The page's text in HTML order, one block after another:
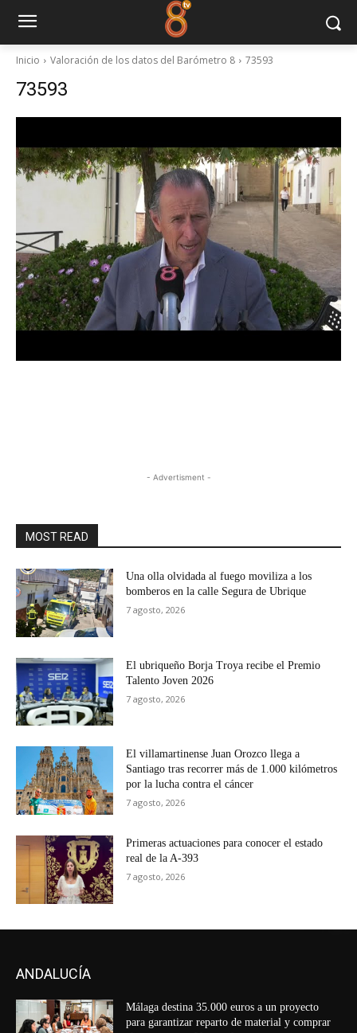
Inicio Valoración de los datos del Barómetro 8 73593
73593
- Advertisment -
MOST READ
Una olla olvidada al fuego moviliza a los
bomberos en la calle Segura de Ubrique
7 agosto, 2026
El ubriqueño Borja Troya recibe el Premio
Talento Joven 2026
7 agosto, 2026
El villamartinense Juan Orozco llega a
Santiago tras recorrer más de 1.000 kilómetros
por la lucha contra el cáncer
7 agosto, 2026
Primeras actuaciones para conocer el estado
real de la A-393
7 agosto, 2026
ANDALUCÍA
Málaga destina 35.000 euros a un proyecto
para garantizar reparto de material y comprar